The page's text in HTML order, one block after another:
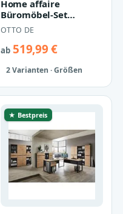
Home affaire
Büromöbel-Set
CiTY/GiRON, (Set, 4-
tlg)
OTTO DE
ab519,99 €
2 Varianten · Größen
★ Bestpreis